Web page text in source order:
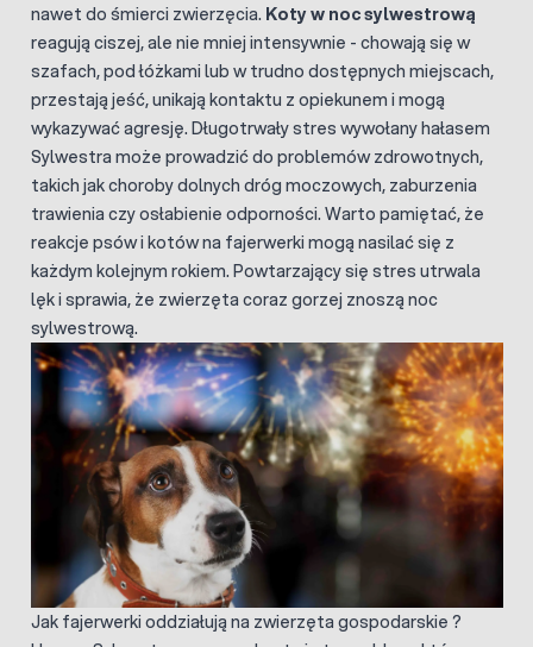
nawet do śmierci zwierzęcia. Koty w noc sylwestrową
reagują ciszej, ale nie mniej intensywnie - chowają się w
szafach, pod łóżkami lub w trudno dostępnych miejscach,
przestają jeść, unikają kontaktu z opiekunem i mogą
wykazywać agresję. Długotrwały stres wywołany hałasem
Sylwestra może prowadzić do problemów zdrowotnych,
takich jak choroby dolnych dróg moczowych, zaburzenia
trawienia czy osłabienie odporności. Warto pamiętać, że
reakcje psów i kotów na fajerwerki mogą nasilać się z
każdym kolejnym rokiem. Powtarzający się stres utrwala
lęk i sprawia, że zwierzęta coraz gorzej znoszą noc
sylwestrową.
Jak fajerwerki oddziałują na zwierzęta gospodarskie ?